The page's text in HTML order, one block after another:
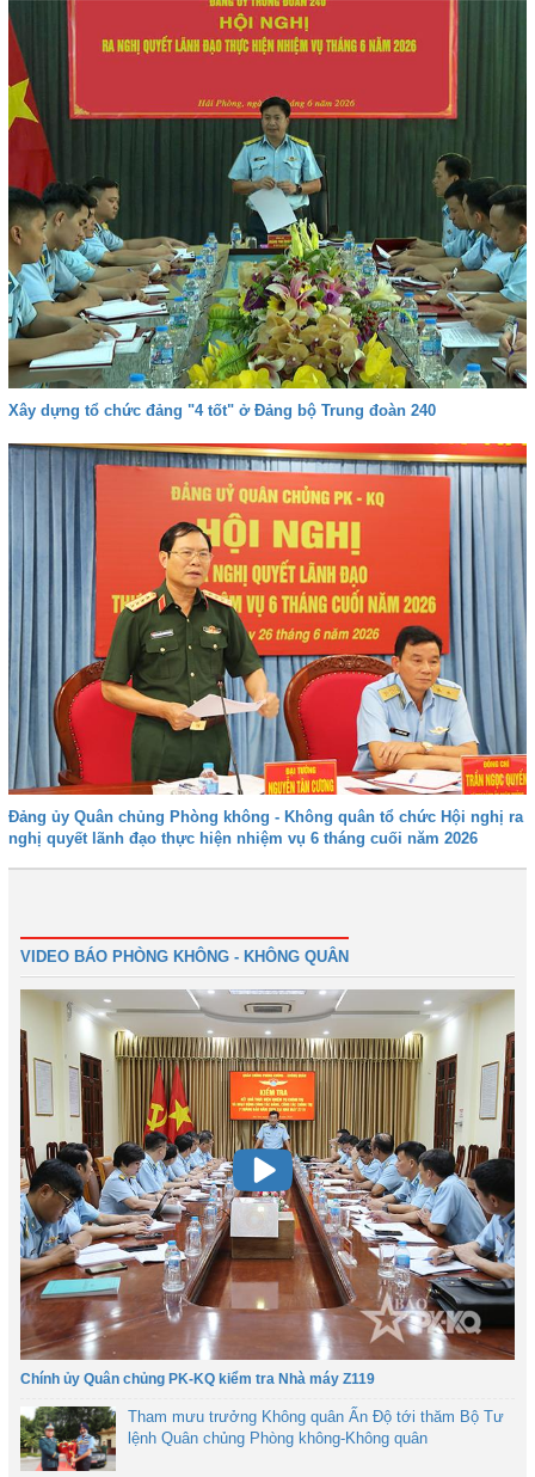
Xây dựng tổ chức đảng "4 tốt" ở Đảng bộ Trung đoàn 240
Đảng ủy Quân chủng Phòng không - Không quân tổ chức Hội nghị ra
nghị quyết lãnh đạo thực hiện nhiệm vụ 6 tháng cuối năm 2026
VIDEO BÁO PHÒNG KHÔNG - KHÔNG QUÂN
Chính ủy Quân chủng PK-KQ kiểm tra Nhà máy Z119
Tham mưu trưởng Không quân Ấn Độ tới thăm Bộ Tư
lệnh Quân chủng Phòng không-Không quân